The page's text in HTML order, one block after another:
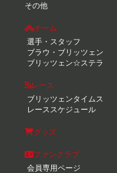
その他
チーム
選手・スタッフ
ブラウ・ブリッツェン
ブリッツェン☆ステラ
レース
ブリッツェンタイムス
レーススケジュール
グッズ
ファンクラブ
会員専用ページ